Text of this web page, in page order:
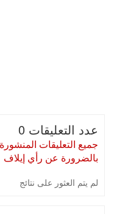
عدد التعليقات 0
جميع التعليقات
بالضرورة عن رأي إيلاف
لم يتم العثور على نتائج